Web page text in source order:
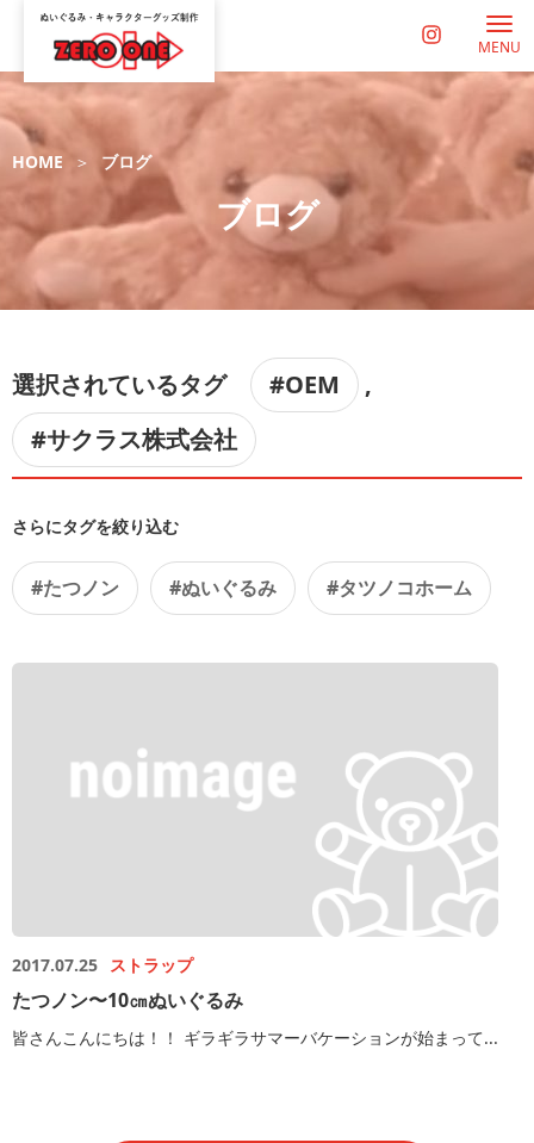
MENU
HOME ブログ
ブログ
選択されているタグ #OEM
,
#サクラス株式会社
さらにタグを絞り込む
#たつノン #ぬいぐるみ #タツノコホーム
2017.07.25 ストラップ
たつノン〜10㎝ぬいぐるみ
皆さんこんにちは！！ ギラギラサマーバケーションが始まって...